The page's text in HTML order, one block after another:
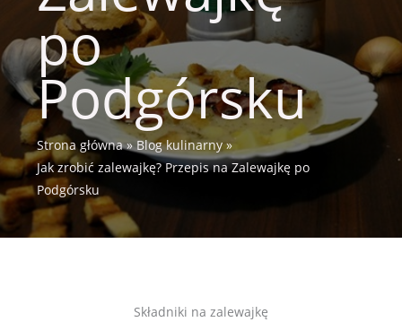
po
Podgórsku
Strona główna
Blog kulinarny
Jak zrobić zalewajkę? Przepis na Zalewajkę po
Podgórsku
Składniki na zalewajkę